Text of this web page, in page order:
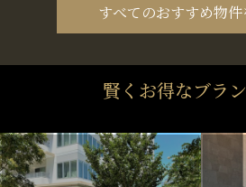
すべてのおすすめ物件
賢くお得なブラ